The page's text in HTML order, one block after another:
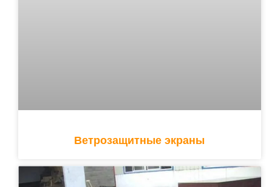
Ветрозащитные экраны